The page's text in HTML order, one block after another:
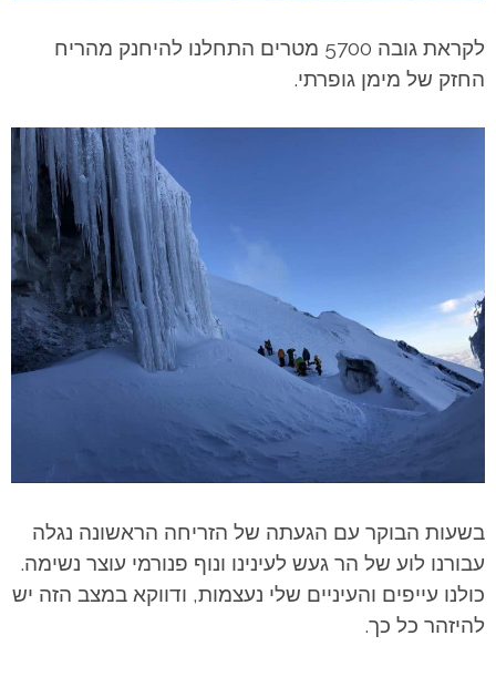
לקראת גובה 5700 מטרים התחלנו להיחנק מהריח
החזק של מימן גופרתי.
בשעות הבוקר עם הגעתה של הזריחה הראשונה נגלה
עבורנו לוע של הר געש לעינינו ונוף פנורמי עוצר נשימה.
כולנו עייפים והעיניים שלי נעצמות, ודווקא במצב הזה יש
להיזהר כל כך.